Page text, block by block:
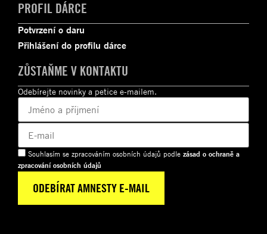
PROFIL DÁRCE
Potvrzení o daru
Přihlášení do profilu dárce
ZŮSTAŇME V KONTAKTU
Odebírejte novinky a petice e-mailem.
Souhlasím se zpracováním osobních údajů podle zásad o ochraně a
zpracování osobních údajů